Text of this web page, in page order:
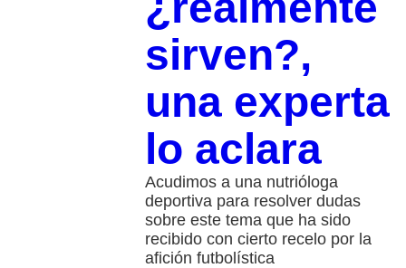
sirven?,
una experta
lo aclara
Acudimos a una nutrióloga
deportiva para resolver dudas
sobre este tema que ha sido
recibido con cierto recelo por la
afición futbolística